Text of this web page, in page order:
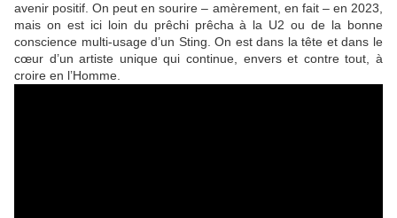
avenir positif. On peut en sourire – amèrement, en fait – en 2023,
mais on est ici loin du prêchi prêcha à la U2 ou de la bonne
conscience multi-usage d’un Sting . On est dans la tête et dans le
cœur d’un artiste unique qui continue, envers et contre tout, à
croire en l’Homme.